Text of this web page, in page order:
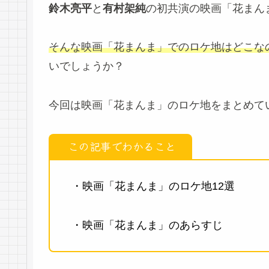
鈴木亮平と 有村架純の初共演の映画「花まん
そんな映画「花まんま」でのロケ地はどこな
いでしょうか？
今回は映画「花まんま」のロケ地をまとめて
この記事でわかること
・映画「花まんま」のロケ地12選
・映画「花まんま」のあらすじ